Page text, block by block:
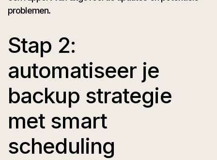
problemen.
Stap 2:
automatiseer je
backup strategie
met smart
scheduling